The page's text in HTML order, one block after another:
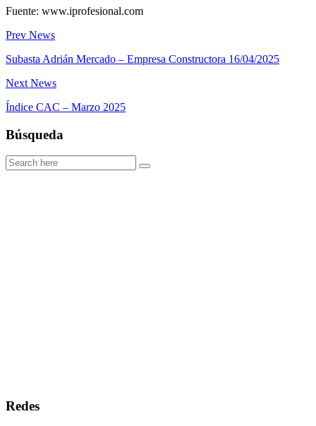
Fuente: www.iprofesional.com
Prev News
Subasta Adrián Mercado – Empresa Constructora 16/04/2025
Next News
Índice CAC – Marzo 2025
Búsqueda
Redes